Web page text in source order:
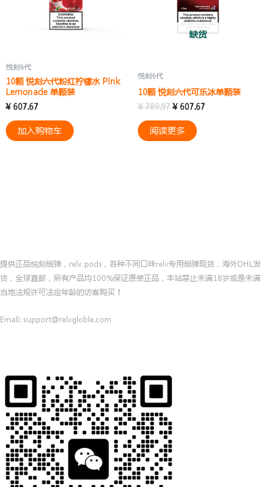
悦刻6代
10颗 悦刻六代粉红柠檬水 Pink
Lemonade 单颗装
¥607.67
加入购物车
缺货
悦刻6代
10颗 悦刻六代可乐冰单颗装
¥789.97 ¥607.67
阅读更多
提供正品悦刻烟弹，relx pods，各种不同口味relx专用烟弹现货，海外DHL发
货，全球直邮，所有产品均100%保证原装正品，本站禁止未满18岁或是未满
当地法规许可法定年龄的访客购买！
Email: support@relxgloble.com